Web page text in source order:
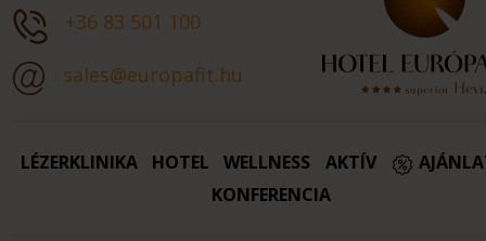
+36 83 501 100
sales@europafit.hu
LÉZERKLINIKA HOTEL WELLNESS AKTÍV
KONFERENCIA